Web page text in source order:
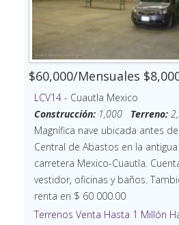
$60,000/Mensuales
LCV14- Cuautla Mexico
Construcción:1,000 Terreno:
Magnífica nave ubicada antes
Central de Abastos en la antigua
carretera Mexico-Cuautla.
vestidor, oficinas y baños.
renta en $ 60 000.00
Terrenos Venta Hasta 1 Millón